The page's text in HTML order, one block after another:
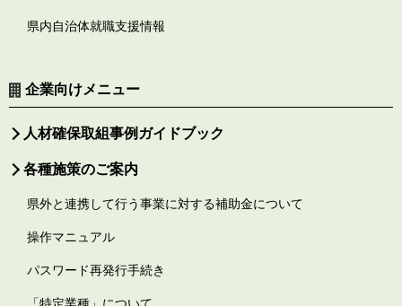
県内自治体就職支援情報
企業向けメニュー
人材確保取組事例ガイドブック
各種施策のご案内
県外と連携して行う事業に対する補助金について
操作マニュアル
パスワード再発行手続き
「特定業種」について